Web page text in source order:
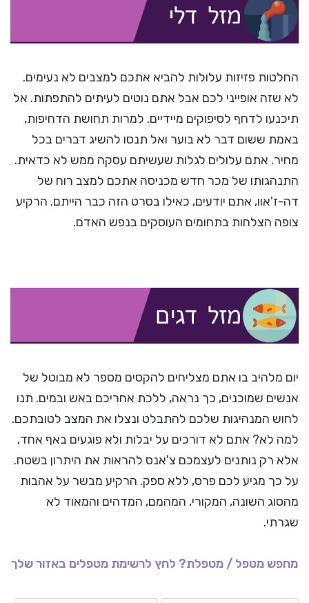
החלטות פזיזות עלולות להביא אתכם למצבים לא נעימים.
לא שזה אופייני לכם אבל אתם נוטים לעיתים להתפתות. אל
תיכנעו לדחף לסיפוקים מיידיים. למרות תחושת הדחיפות,
באמת ששום דבר לא בוער ואל תנסו להשיג דברים בכל
מחיר. אתם עלולים לגלות שעשיתם עסקה ממש לא כדאית.
התנהגותו של מכר חדש מכניסה אתכם למצב רוח של
דה-ז'אוו, אתם יודעים, כאילו בסרט הזה כבר הייתם. הרקיע
צופה הצלחות בתחומים העוסקים בנפש האדם.
יום מלהיב בו אתם מצליחים להקסים מספר לא מבוטל של
אנשים שמוכנים, כך נראה, ללכת אחריכם באש ובמים. תנו
לחוש המנהיגות שלכם להתבלט ונצלו את המצב לטובתכם.
למה לא? אתם לא דורכים על יבלות ולא פוגעים באף אחד,
אלא רק נותנים לעצמכם צ'אנס להראות את היתרון בשטח.
על כך מגיע לכם פרס, ללא ספק. הרקיע מבשר על אהבות
מהסוג השונה, המקורי, המהמם, המדהים והמאוד לא
שגרתי.
מחפש מטפל / מטפלת? לחץ לרשימת מטפלים באזור שלך